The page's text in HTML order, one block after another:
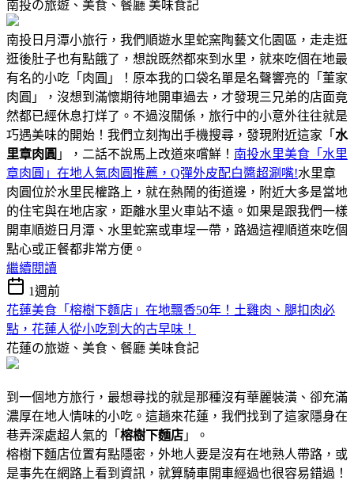
南投の旅遊、美食、餐廳 美味食記
南投日月潭小旅行，我們順遊水里蛇窯陶藝文化園區，走走逛
逛後肚子也有點餓了，想說既然都來到水里，就來吃個在地最
有名的小吃「肉圓」！原本我的口袋名單是名聲響亮的「董家
肉圓」，沒想到滿懷期待地開車過去，才發現三兄弟的店面竟
然都已經休息打烊了。不過沒關係，旅行中的小意外往往就是
巧遇美味的開始！我們立刻掏出手機搜尋，發現附近這家「 水
里章肉圓 」，二話不說馬上改道來嚐鮮！ 南投水里美食「水里
章肉圓」在地人氣肉圓推薦，Q彈外皮配白醬超涮嘴!水里章
肉圓位於水里民權路上，就在熱鬧的街道邊，附近大多是當地
的住宅與在地店家，距離水里火車站不遠。如果是跟我們一樣
開車順遊日月潭、水里蛇窯或車埕一帶，路過這裡順道來吃個
點心或正餐都非常方便。
繼續閱讀
1週前
花蓮美食「榕樹下麵店」在地飄香50年！土雞肉、腿扣肉必
點，花蓮人從小吃到大的古早味！
花蓮の旅遊、美食、餐廳 美味食記
到一個地方旅行，最想尋找的就是那種沒有華麗裝潢、卻充滿
濃厚在地人情味的小吃。這趟來花蓮，我們找到了這家隱身在
巷弄深處超人氣的「 榕樹下麵店 」。
榕樹下麵店位置有點隱密，外地人要是沒有在地熟人帶路，或
是事先在網路上看到資訊，就算騎車開車經過也很容易錯過！